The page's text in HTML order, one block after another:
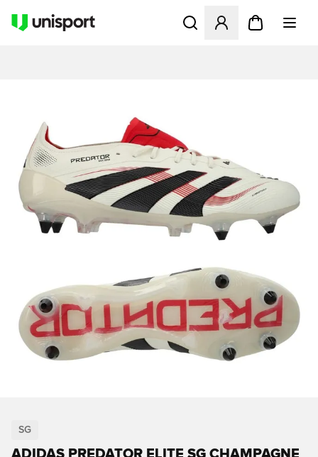
Åbner en Modal til at
SG
ADIDAS PREDATOR ELITE SG CHAMPAGNE